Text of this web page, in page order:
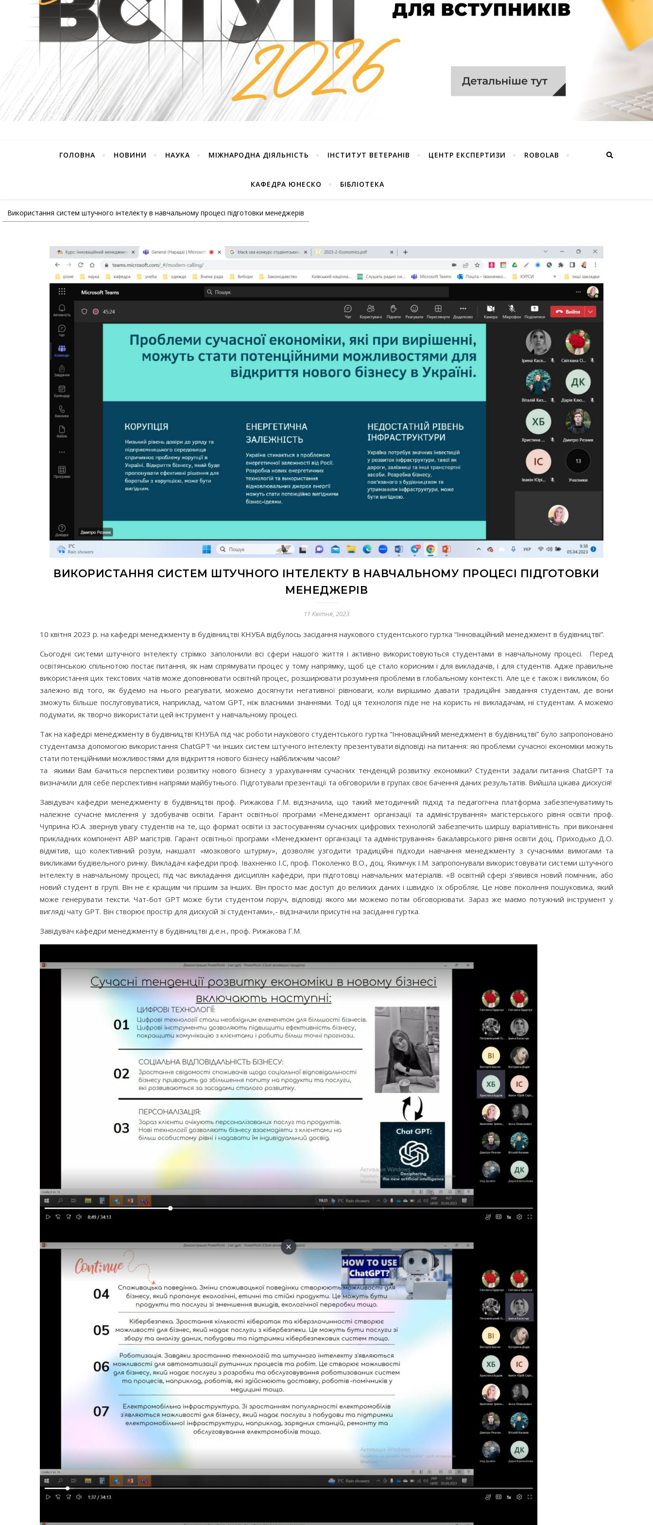
ГОЛОВНА НОВИНИ НАУКА МІЖНАРОДНА ДІЯЛЬНІСТЬ ІНСТИТУТ ВЕТЕРАНІВ ЦЕНТР ЕКСПЕРТИЗИ ROBOLAB
КАФЕДРА ЮНЕСКО БІБЛІОТЕКА
Використання систем штучного інтелекту в навчальному процесі підготовки менеджерів
ВИКОРИСТАННЯ СИСТЕМ ШТУЧНОГО ІНТЕЛЕКТУ В НАВЧАЛЬНОМУ ПРОЦЕСІ ПІДГОТОВКИ
МЕНЕДЖЕРІВ
11 Квітня, 2023
10 квітня 2023 р. на кафедрі менеджменту в будівництві КНУБА відбулось засідання наукового студентського гуртка “Інноваційний менеджмент в будівництві”.
Сьогодні системи штучного інтелекту стрімко заполонили всі сфери нашого життя і активно використовуються студентами в навчальному процесі. Перед
освітянською спільнотою постає питання, як нам спрямувати процес у тому напрямку, щоб це стало корисним і для викладачів, і для студентів. Адже правильне
використання цих текстових чатів може доповнювати освітній процес, розширювати розуміння проблеми в глобальному контексті. Але це є також і викликом, бо
залежно від того, як будемо на нього реагувати, можемо досягнути негативної рівноваги, коли вирішимо давати традиційні завдання студентам, де вони
зможуть більше послуговуватися, наприклад, чатом GPT, ніж власними знаннями. Тоді ця технологія піде не на користь ні викладачам, ні студентам. А можемо
подумати, як творчо використати цей інструмент у навчальному процесі.
Так на кафедрі менеджменту в будівництві КНУБА під час роботи наукового студентського гуртка “Інноваційний менеджмент в будівництві” було запропоновано
студентамза допомогою використання ChatGPT чи інших систем штучного інтелекту презентувати відповіді на питання: які проблеми сучасної економіки можуть
стати потенційними можливостями для відкриття нового бізнесу найближчим часом?
та якими Вам бачиться перспективи розвитку нового бізнесу з урахуванням сучасних тенденцій розвитку економіки? Студенти задали питання ChatGPT та
визначили для себе перспективні напрями майбутнього. Підготували презентації та обговорили в групах своє бачення даних результатів. Вийшла цікава дискусія!
Завідувач кафедри менеджменту в будівництві проф. Рижакова Г.М. відзначила, що такий методичний підхід та педагогічна платформа забезпечуватимуть
належне сучасне мислення у здобувачів освіти. Гарант освітньої програми «Менеджмент організації та адміністрування» магістерського рівня освіти проф.
Чуприна Ю.А. звернув увагу студентів на те, що формат освіти із застосуванням сучасних цифрових технологій забезпечить ширшу варіативність при виконанні
прикладних компонент АВР магістрів. Гарант освітньої програми «Менеджмент організації та адміністрування» бакалаврського рівня освіти доц. Приходько Д.О.
відмітив, що колективний розум, накшалт «мозкового штурму», дозволяє узгодити традиційні підходи навчання менеджменту з сучасними вимогами та
викликами будівельного ринку. Викладачі кафедри проф. Івахненко І.С, проф. Поколенко В.О., доц. Якимчук І.М. запропонували використовувати системи штучного
інтелекту в навчальному процесі, під час викладання дисциплін кафедри, при підготовці навчальних матеріалів. «В освітній сфері з’явився новий помічник, або
новий студент в групі. Він не є кращим чи гіршим за інших. Він просто має доступ до великих даних і швидко їх обробляє. Це нове покоління пошуковика, який
може генерувати тексти. Чат-бот GPT може бути студентом поруч, відповіді якого ми можемо потім обговорювати. Зараз же маємо потужний інструмент у
вигляді чату GPT. Він створює простір для дискусій зі студентами»,- відзначили присутні на засіданні гуртка.
Завідувач кафедри менеджменту в будівництві д.е.н., проф. Рижакова Г.М.